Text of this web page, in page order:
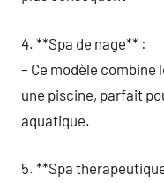
4. **Spa de nage** :
– Ce modèle combine
une piscine, parfait
aquatique.
5. **Spa